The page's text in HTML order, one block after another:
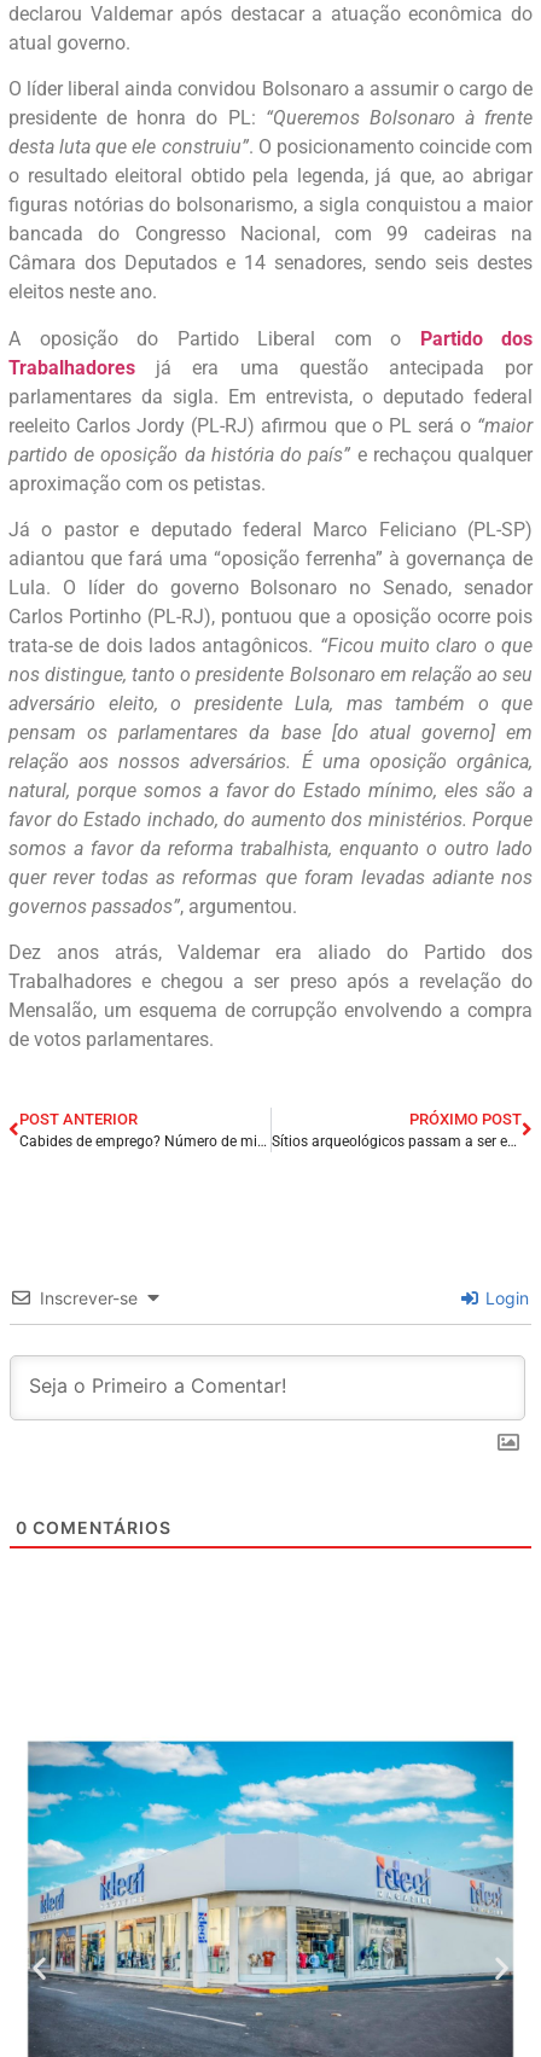
declarou Valdemar após destacar a atuação econômica do
atual governo.
O líder liberal ainda convidou Bolsonaro a assumir o cargo de
presidente de honra do PL: “Queremos Bolsonaro à frente
desta luta que ele construiu”. O posicionamento coincide com
o resultado eleitoral obtido pela legenda, já que, ao abrigar
figuras notórias do bolsonarismo, a sigla conquistou a maior
bancada do Congresso Nacional, com 99 cadeiras na
Câmara dos Deputados e 14 senadores, sendo seis destes
eleitos neste ano.
A oposição do Partido Liberal com o Partido dos
Trabalhadores já era uma questão antecipada por
parlamentares da sigla. Em entrevista, o deputado federal
reeleito Carlos Jordy (PL-RJ) afirmou que o PL será o “maior
partido de oposição da história do país” e rechaçou qualquer
aproximação com os petistas.
Já o pastor e deputado federal Marco Feliciano (PL-SP)
adiantou que fará uma “oposição ferrenha” à governança de
Lula. O líder do governo Bolsonaro no Senado, senador
Carlos Portinho (PL-RJ), pontuou que a oposição ocorre pois
trata-se de dois lados antagônicos. “Ficou muito claro o que
nos distingue, tanto o presidente Bolsonaro em relação ao seu
adversário eleito, o presidente Lula, mas também o que
pensam os parlamentares da base [do atual governo] em
relação aos nossos adversários. É uma oposição orgânica,
natural, porque somos a favor do Estado mínimo, eles são a
favor do Estado inchado, do aumento dos ministérios. Porque
somos a favor da reforma trabalhista, enquanto o outro lado
quer rever todas as reformas que foram levadas adiante nos
governos passados”, argumentou.
Dez anos atrás, Valdemar era aliado do Partido dos
Trabalhadores e chegou a ser preso após a revelação do
Mensalão, um esquema de corrupção envolvendo a compra
de votos parlamentares.
POST ANTERIOR
Cabides de emprego? Número de ministérios pode chegar a 33 no novo governo do PT a partir de 2023.
PRÓXIMO POST
Sítios arqueológicos passam a ser estudados por equipes do Iphan, no Sertão do Ceará.
Inscrever-se Login
0 COMENTÁRIOS